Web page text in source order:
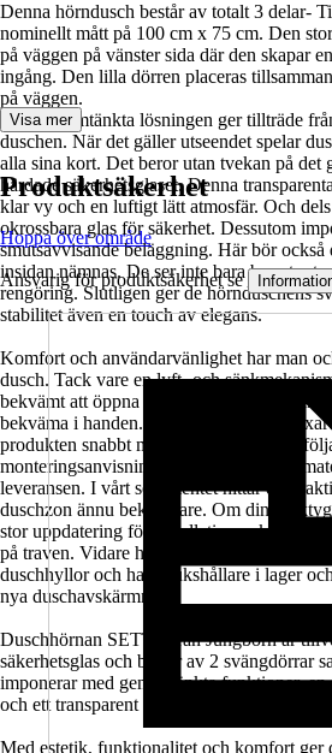
Denna hörndusch består av totalt 3 delar-
nominellt mått på 100 cm x 75 cm. Den
på väggen på vänster sida där den skapar
ingång. Den lilla dörren placeras
på väggen.
Den genomtänkta lösningen ger tillträde
duschen. När det gäller utseendet spelar
alla sina kort. Det beror utan tvekan på det
härdade säkerhetsglaset. Denna
klar vy och en luftigt lätt atmosfär. Och dels
okrossbara glas för säkerhet. Dessutom
smutsavvisande beläggning. Här bör
insidan nämnas. De ser inte bara bra ut,
rengöring. Slutligen ger de hörnduschens
stabilitet även en touch av elegans.
Komfort och användarvänlighet har man
dusch. Tack vare en lyft- och
bekvämt att öppna och stänga. De
bekväma i handen. En skicklig
produkten snabbt med hjälp av den
monteringsanvisningen. Det
leveransen. I vårt sortimentet hittar du
duschzon ännu bekvämare. Om din
stor uppdatering för installationen kan vårt
på traven. Vidare har vi också massor av
duschhyllor och handdukshållare i lager
nya duschavskärmning.
Duschhörnan SETTE från Jungborn är
säkerhetsglas och består av 2 svängdörrar
imponerar med genomtänkta funktioner,
och ett transparent utseende.
Med estetik, funktionalitet och komfort ger
Visa mer
Produktsäkerhet
Hoppa över område
Ansvarig för produktsäkerhet se